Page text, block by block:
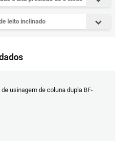
leito inclinado
de usinagem de coluna dupla BF-